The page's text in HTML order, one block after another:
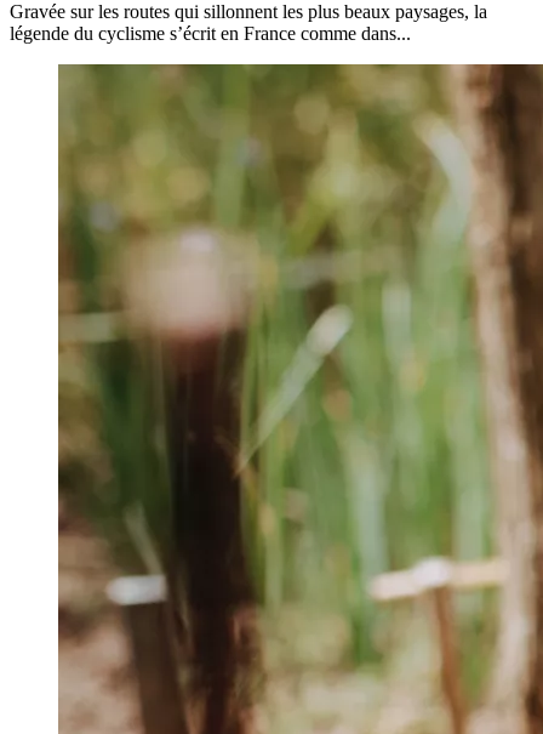
Gravée sur les routes qui sillonnent les plus beaux paysages, la
légende du cyclisme s’écrit en France comme dans...